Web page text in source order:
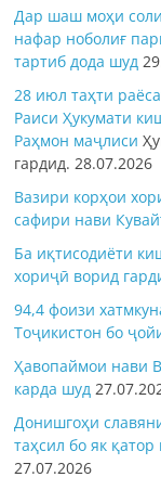
Дар шаш моҳи
нафар ноболиғ
тартиб дода шуд
28 июл таҳти
Раиси Ҳукумати
Раҳмон маҷлиси
гардид.28.07.2026
Вазири корҳои
сафири нави
Ба иқтисодиёти
хориҷӣ ворид
94,4 фоизи
Тоҷикистон бо
Ҳавопаймои нави
карда шуд
Донишгоҳи
таҳсил бо як
27.07.2026